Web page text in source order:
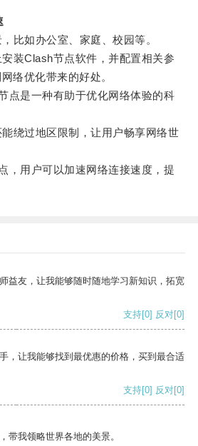
如办公室、家庭、校园等。
Clash节点软件，并配置相关参
络优化带来的好处。
是一种有助于优化网络体验的科
过地区限制，让用户畅享网络世
用户可以加速网络连接速度，提
益友，让我能够随时随地学习新知识，拓宽
支持[0] 反对[0]
，让我能够找到最优惠的价格，买到最合适
支持[0] 反对[0]
带我领略世界各地的美景。